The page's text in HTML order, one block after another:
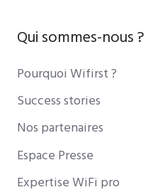
Qui sommes-nous ?
Pourquoi Wifirst ?
Success stories
Nos partenaires
Espace Presse
Expertise WiFi pro